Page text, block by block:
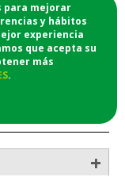
para mejorar
y hábitos
experiencia
que acepta su
más
.
Y RECOGE
a casa
+